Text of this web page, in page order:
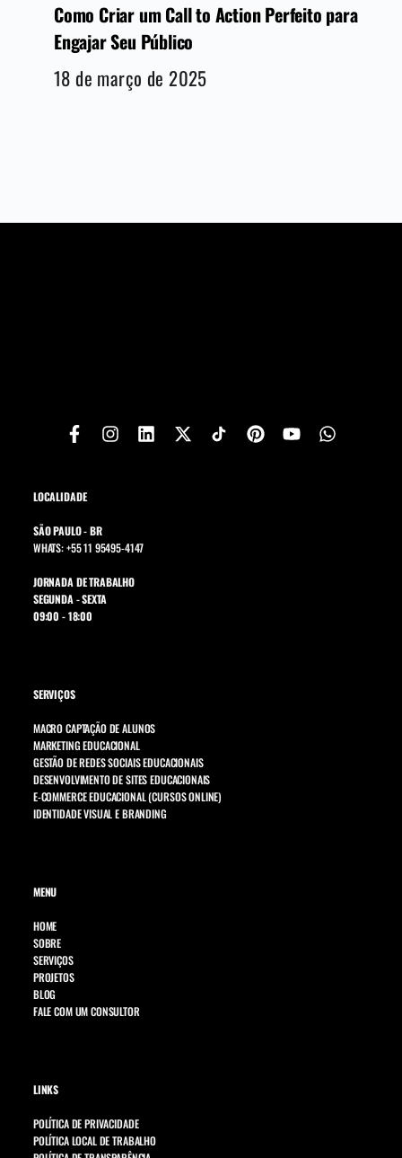
Como Criar um Call to Action Perfeito para
Engajar Seu Público
18 de março de 2025
LOCALIDADE
SÃO PAULO - BR
WHATS: +55 11 95495-4147
JORNADA DE TRABALHO
SEGUNDA - SEXTA
09:00 - 18:00
SERVIÇOS
MACRO CAPTAÇÃO DE ALUNOS
MARKETING EDUCACIONAL
GESTÃO DE REDES SOCIAIS EDUCACIONAIS
DESENVOLVIMENTO DE SITES EDUCACIONAIS
E-COMMERCE EDUCACIONAL (CURSOS ONLINE)
IDENTIDADE VISUAL E BRANDING
MENU
HOME
SOBRE
SERVIÇOS
PROJETOS
BLOG
FALE COM UM CONSULTOR
LINKS
POLÍTICA DE PRIVACIDADE
POLÍTICA LOCAL DE TRABALHO